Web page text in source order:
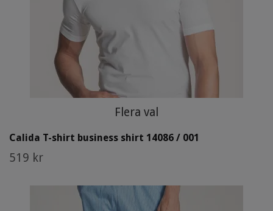
Flera val
Calida T-shirt business shirt 14086 / 001
519 kr